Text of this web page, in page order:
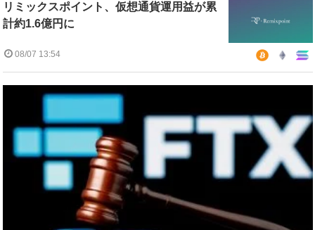
リミックスポイント、仮想通貨運用益が累
計約1.6億円に
08/07 13:54